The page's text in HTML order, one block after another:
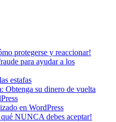
para ayudar a los
estafas
Obtenga su dinero de vuelta
en WordPress
NUNCA debes aceptar!
reglas a seguir para comprar